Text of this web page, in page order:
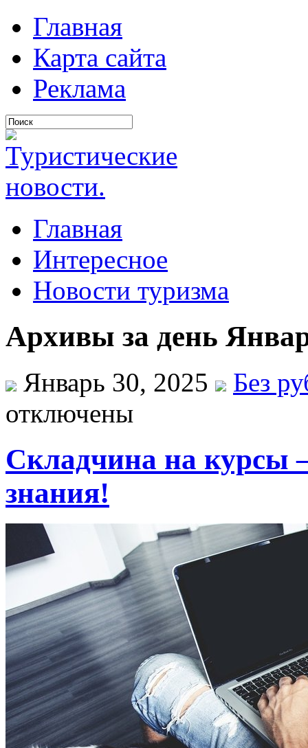
Главная
Карта сайта
Реклама
Главная
Интересное
Новости туризма
Архивы за день
Январь 30, 2025
Без
отключены
Складчина на курсы
знания!